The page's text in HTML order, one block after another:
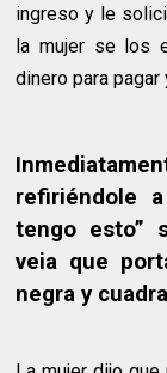
ingreso y le
la mujer se los
dinero para
refiriéndole
tengo esto”
veia que
negra y